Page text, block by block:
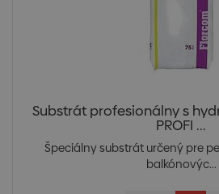
Substrát profesionálny s
PROFI ...
Špeciálny substrát určený pre
balkónovýc...